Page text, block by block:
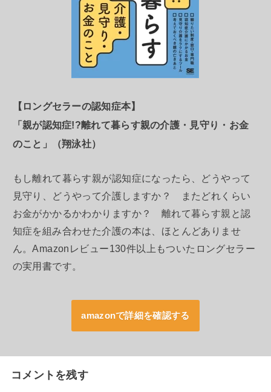
【ロングセラーの認知症本】
「親が認知症!?離れて暮らす親の介護・見守り・お金
のこと」（翔泳社）
もし離れて暮らす親が認知症になったら、どうやって
見守り、どうやって介護しますか？ またどれくらい
お金がかかるかわかりますか？ 離れて暮らす親と認
知症を組み合わせた介護の本は、ほとんどありませ
ん。Amazonレビュー130件以上もついたロングセラー
の実用書です。
amazonで詳細を確認する
コメントを残す